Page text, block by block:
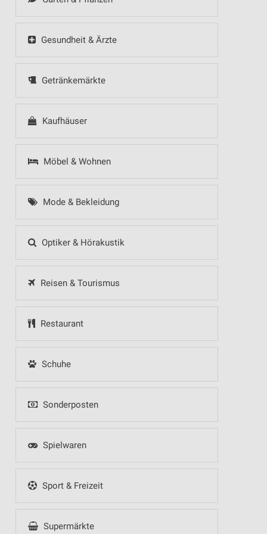
Gesundheit & Ärzte
Getränkemärkte
Kaufhäuser
Möbel & Wohnen
Mode & Bekleidung
Optiker & Hörakustik
Reisen & Tourismus
Restaurant
Schuhe
Sonderposten
Spielwaren
Sport & Freizeit
Supermärkte